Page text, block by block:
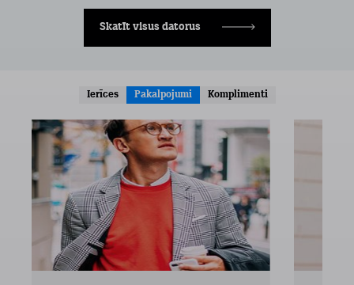
Skatīt visus datorus
Ierīces Pakalpojumi Komplimenti